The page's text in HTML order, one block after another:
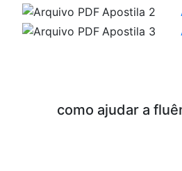
Apostila 2
Apostila 3
como ajudar a